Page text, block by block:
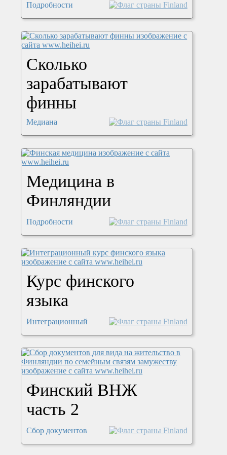
Подробности
Сколько
зарабатывают
финны
Медиана
Медицина в
Финляндии
Подробности
Курс финского
языка
Интеграционный
Финский ВНЖ
часть 2
Сбор документов